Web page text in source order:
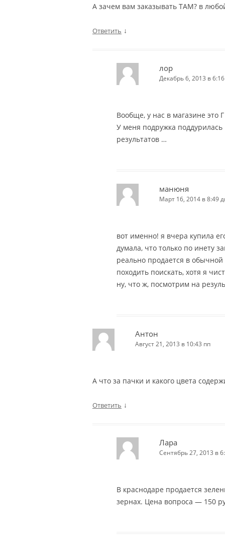
А зачем вам заказывать ТАМ? в
Ответить ↓
лор
Декабрь 6, 2013 в
Вообще, у нас в магазине это
У меня подружка поддурилась
результатов …
манюня
Март 16, 2014 в 8:49
вот именно! я вчера купила
думала, что только по инету
реально продается в
походить поискать, хотя я
ну, что ж, посмотрим на
Антон
Август 21, 2013 в 10:43 пп
А что за пачки и какого цвета
Ответить ↓
Лара
Сентябрь 27, 2013 в
В краснодаре продается
зернах. Цена вопроса — 150